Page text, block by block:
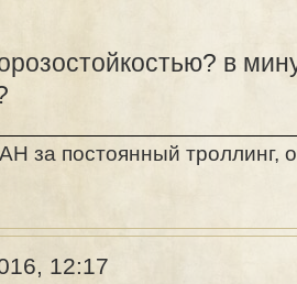
в
за постоянный троллинг,
12:17